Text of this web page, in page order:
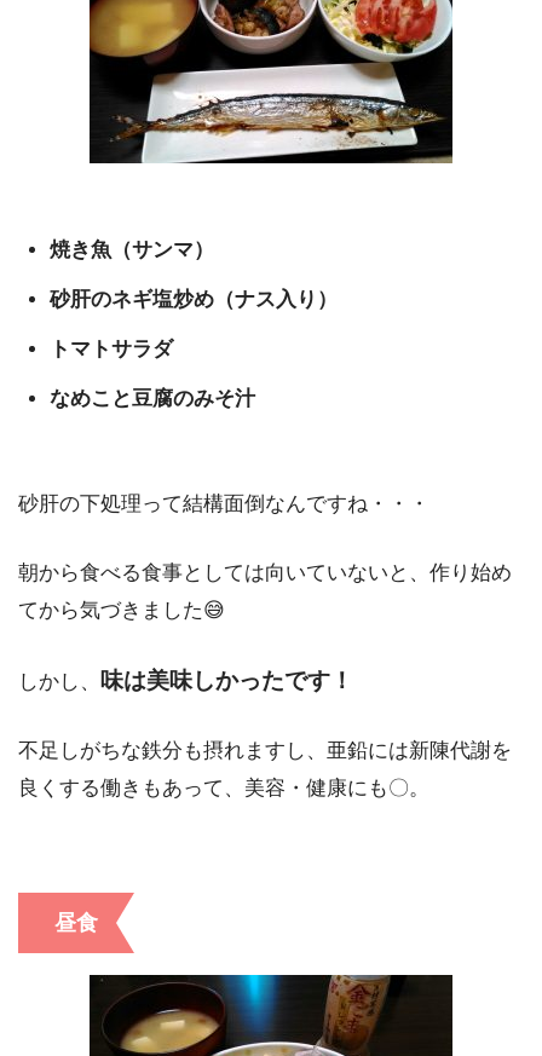
焼き魚（サンマ）
砂肝のネギ塩炒め（ナス入り）
トマトサラダ
なめこと豆腐のみそ汁
砂肝の下処理って結構面倒なんですね・・・
朝から食べる食事としては向いていないと、作り始め
てから気づきました😅
しかし、 味は美味しかったです！
不足しがちな鉄分も摂れますし、亜鉛には新陳代謝を
良くする働きもあって、美容・健康にも〇。
昼食